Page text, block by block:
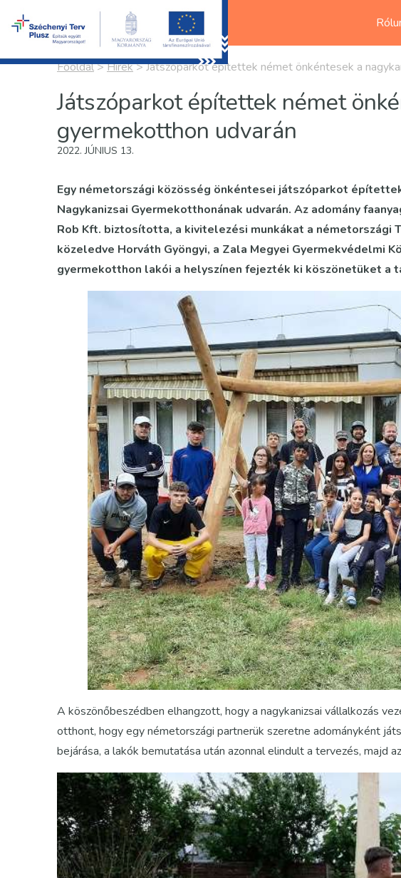
Főoldal>Hírek>Játszóparkot építettek német önkéntesek a
Játszóparkot építettek német
gyermekotthon udvarán
2022. JÚNIUS 13.
Egy németországi közösség önkéntesei játszóparkot
Nagykanizsai Gyermekotthonának udvarán. Az adomány
Rob Kft. biztosította, a kivitelezési munkákat a németországi
közeledve Horváth Gyöngyi, a Zala Megyei Gyermekvédelmi
gyermekotthon lakói a helyszínen fejezték ki köszönetüket a
A köszönőbeszédben elhangzott, hogy a nagykanizsai vállalkozás
otthont, hogy egy németországi partnerük szeretne adományként
bejárása, a lakók bemutatása után azonnal elindult a tervezés, majd